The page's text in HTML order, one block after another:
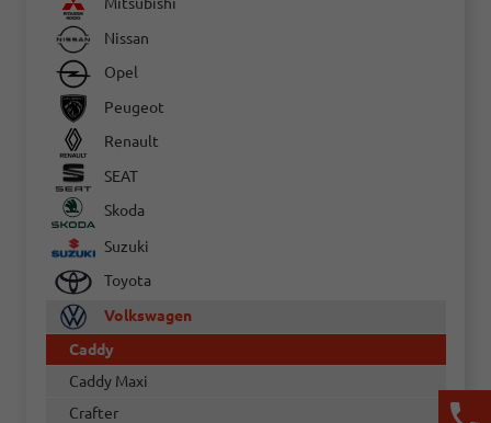
Mitsubishi
Nissan
Opel
Peugeot
Renault
SEAT
Skoda
Suzuki
Toyota
Volkswagen
Caddy
Caddy Maxi
Crafter